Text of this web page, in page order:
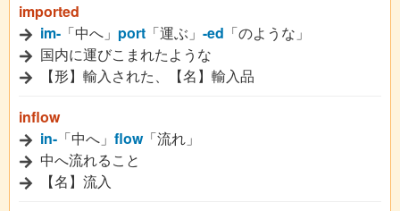
imported
im- 「中へ」 port 「運ぶ」 -ed 「のような」
国内に運びこまれたような
【形】輸入された、【名】輸入品
inflow
in- 「中へ」 flow「流れ」
中へ流れること
【名】流入